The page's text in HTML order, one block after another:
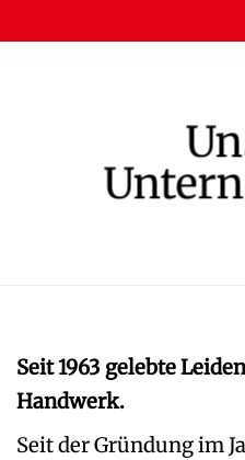
Seit 1963 gelebte
Handwerk.
Seit der Gründung im